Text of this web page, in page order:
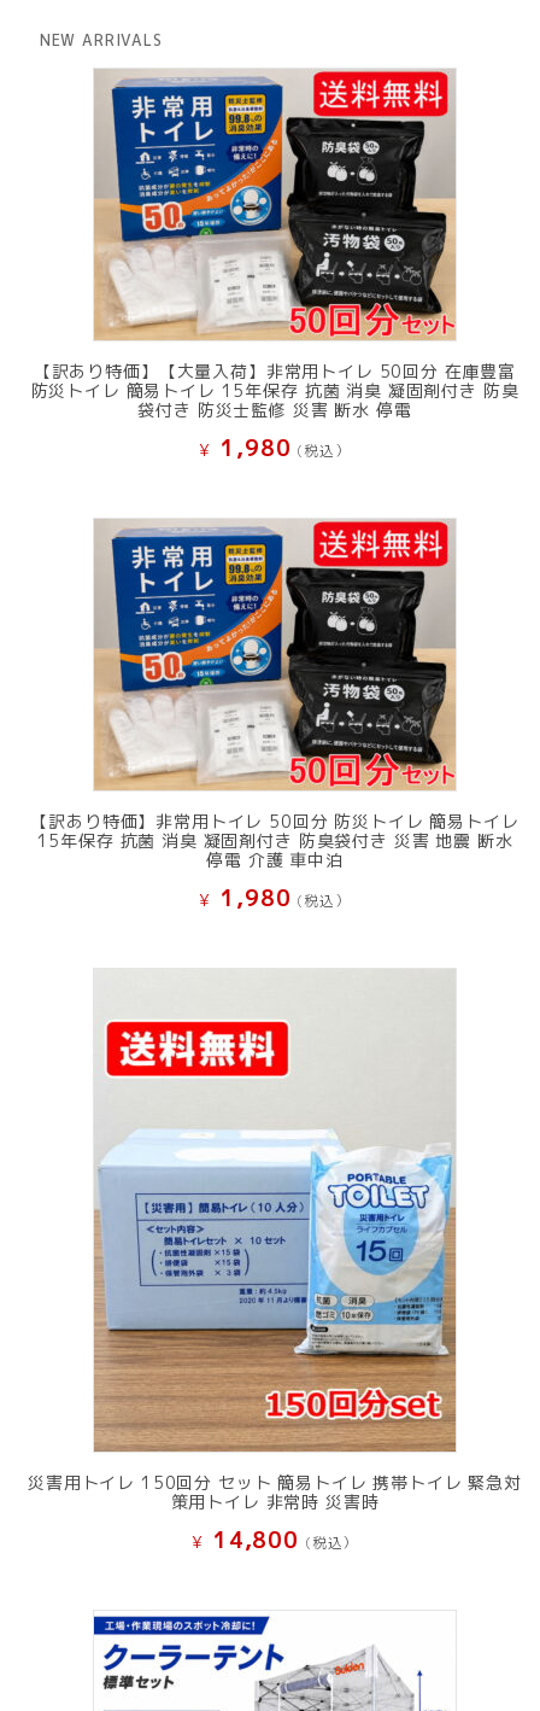
で
し
た。
¥ 11,801
で
す。
NEW ARRIVALS
【訳あり特価】【大量入荷】非常用トイレ 50回分 在庫豊富
防災トイレ 簡易トイレ 15年保存 抗菌 消臭 凝固剤付き 防臭
袋付き 防災士監修 災害 断水 停電
¥ 1,980 (税込）
【訳あり特価】非常用トイレ 50回分 防災トイレ 簡易トイレ
15年保存 抗菌 消臭 凝固剤付き 防臭袋付き 災害 地震 断水
停電 介護 車中泊
¥ 1,980 (税込）
災害用トイレ 150回分 セット 簡易トイレ 携帯トイレ 緊急対
策用トイレ 非常時 災害時
¥ 14,800 (税込）